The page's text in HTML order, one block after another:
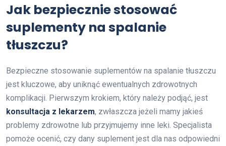
Jak bezpiecznie stosować
suplementy na spalanie
tłuszczu?
Bezpieczne stosowanie suplementów na spalanie tłuszczu
jest kluczowe, aby uniknąć ewentualnych zdrowotnych
komplikacji. Pierwszym krokiem, który należy podjąć, jest
konsultacja z lekarzem, zwłaszcza jeżeli mamy jakieś
problemy zdrowotne lub przyjmujemy inne leki. Specjalista
pomoże ocenić, czy dany suplement jest dla nas odpowiedni